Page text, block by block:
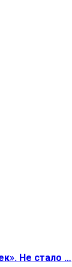
Не стало …